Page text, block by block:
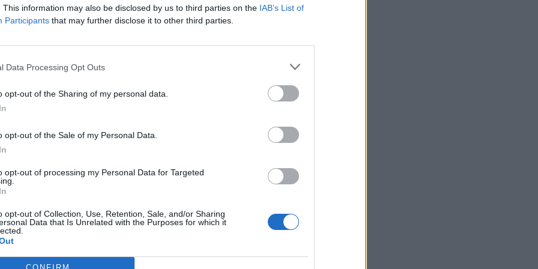
This information may also be disclosed by us to third parties on the IAB’s List of
Participants that may further disclose it to other third parties.
Data Processing Opt Outs
opt-out of the Sharing of my personal data.
opt-out of the Sale of my Personal Data.
opt-out of processing my Personal Data for Targeted
opt-out of Collection, Use, Retention, Sale, and/or Sharing
Data that Is Unrelated with the Purposes for which it
CONFIRM
απαιτώντας μάλιστα και τεράστια -
στη Μονεμβασιά που καταγγέλλει την εταιρία
πως και αυτή η κυβέρνηση τα δίνει όλα για
για τα προβλήματα των κατοίκων, την
και καλούμε το λαό της περιοχή να πάρει
κανονικά την Δευτέρα, 18 Ιουλίου ώρα :